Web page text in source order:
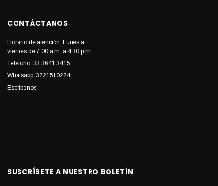
CONTÁCTANOS
Horario de atención: Lunes a
viernes de 7:00 a.m. a 4:30 p.m.
Teléfono: 33 3641 3415
Whatsapp: 3221510224
Escríbenos
SUSCRÍBETE A NUESTRO BOLETÍN